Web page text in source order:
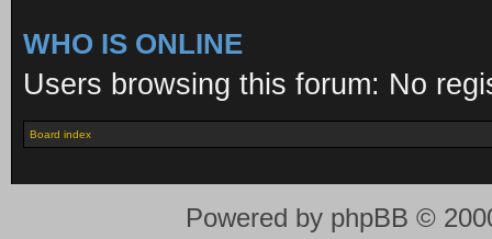
WHO IS ONLINE
Users browsing this forum: No
Board index
Powered by phpBB ©